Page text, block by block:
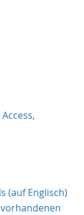
(auf Englisch)